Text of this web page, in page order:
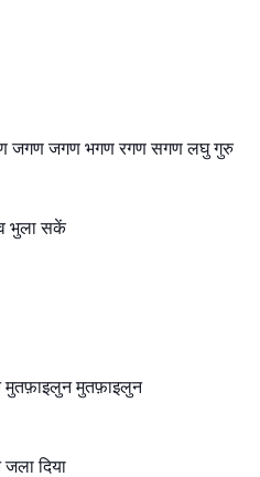
जगण जगण भगण रगण सगण लघु गुरु
भुला सकें
मुतफ़ाइलुन मुतफ़ाइलुन
जला दिया